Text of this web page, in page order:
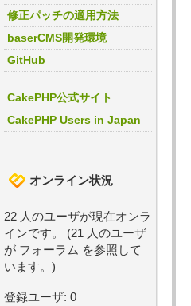
修正パッチの適用方法
baserCMS開発環境
GitHub
CakePHP公式サイト
CakePHP Users in Japan
オンライン状況
22 人のユーザが現在オンラ
インです。 (21 人のユーザ
が フォーラム を参照して
います。)
登録ユーザ: 0